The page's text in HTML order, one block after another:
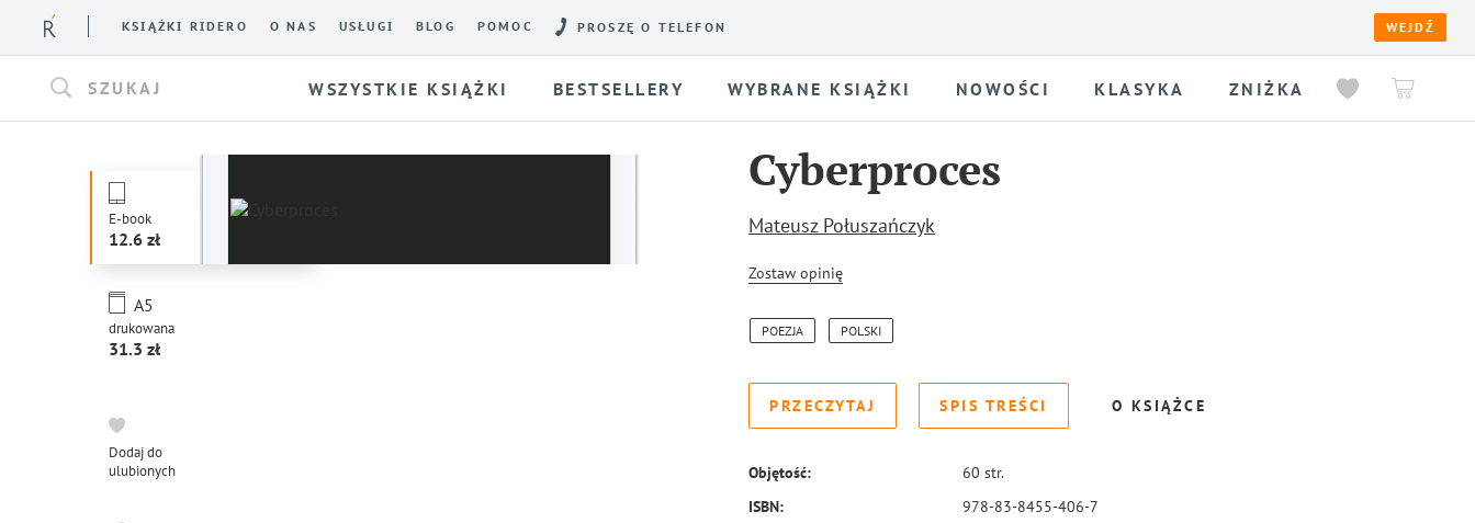
KSIĄŻKI RIDERO O NAS USŁUGI BLOG POMOC PROSZĘ O TELEFON WEJDŹ
SZUKAJ WSZYSTKIE KSIĄŻKI BESTSELLERY WYBRANE KSIĄŻKI NOWOŚCI KLASYKA ZNIŻKA
E-book
12.6
drukowana
A5
31.3
Dodaj do
ulubionych
Cyberproces
Mateusz Połuszańczyk
Zostaw opinię
POEZJA POLSKI
PRZECZYTAJ SPIS TREŚCI O KSIĄŻCE
Objętość: 60 str.
ISBN:
978-83-8455-406-7